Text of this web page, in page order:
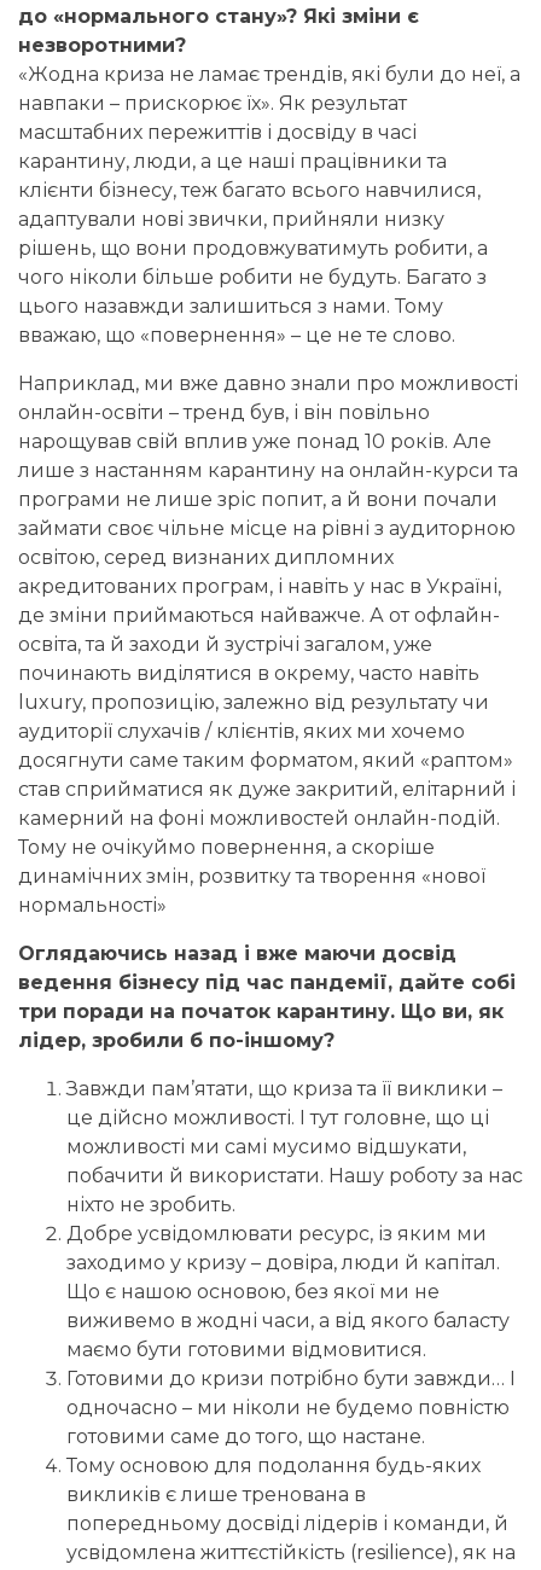
до «нормального стану»? Які зміни є
незворотними?
«Жодна криза не ламає трендів, які були до неї, а
навпаки – прискорює їх». Як результат
масштабних пережиттів і досвіду в часі
карантину, люди, а це наші працівники та
клієнти бізнесу, теж багато всього навчилися,
адаптували нові звички, прийняли низку
рішень, що вони продовжуватимуть робити, а
чого ніколи більше робити не будуть. Багато з
цього назавжди залишиться з нами. Тому
вважаю, що «повернення» – це не те слово.
Наприклад, ми вже давно знали про можливості
онлайн-освіти – тренд був, і він повільно
нарощував свій вплив уже понад 10 років. Але
лише з настанням карантину на онлайн-курси та
програми не лише зріс попит, а й вони почали
займати своє чільне місце на рівні з аудиторною
освітою, серед визнаних дипломних
акредитованих програм, і навіть у нас в Україні,
де зміни приймаються найважче. А от офлайн-
освіта, та й заходи й зустрічі загалом, уже
починають виділятися в окрему, часто навіть
luxury, пропозицію, залежно від результату чи
аудиторії слухачів / клієнтів, яких ми хочемо
досягнути саме таким форматом, який «раптом»
став сприйматися як дуже закритий, елітарний і
камерний на фоні можливостей онлайн-подій.
Тому не очікуймо повернення, а скоріше
динамічних змін, розвитку та творення «нової
нормальності»
Оглядаючись назад і вже маючи досвід
ведення бізнесу під час пандемії, дайте собі
три поради на початок карантину. Що ви, як
лідер, зробили б по-іншому?
Завжди пам’ятати, що криза та її виклики –
це дійсно можливості. І тут головне, що ці
можливості ми самі мусимо відшукати,
побачити й використати. Нашу роботу за нас
ніхто не зробить.
Добре усвідомлювати ресурс, із яким ми
заходимо у кризу – довіра, люди й капітал.
Що є нашою основою, без якої ми не
виживемо в жодні часи, а від якого баласту
маємо бути готовими відмовитися.
Готовими до кризи потрібно бути завжди… І
одночасно – ми ніколи не будемо повністю
готовими саме до того, що настане.
Тому основою для подолання будь-яких
викликів є лише тренована в
попередньому досвіді лідерів і команди, й
усвідомлена життєстійкість (resilience), як на